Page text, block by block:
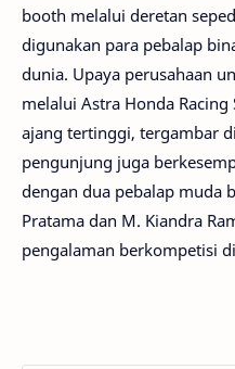
booth melalui deretan
digunakan para pebalap
dunia. Upaya perusahaan
melalui Astra Honda
ajang tertinggi, tergambar
pengunjung juga
dengan dua pebalap muda
Pratama dan M. Kiandra
pengalaman berkompetisi